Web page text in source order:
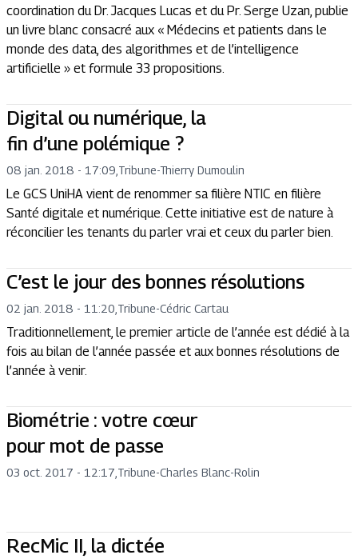
coordination du Dr. Jacques Lucas et du Pr. Serge Uzan, publie
un livre blanc consacré aux « Médecins et patients dans le
monde des data, des algorithmes et de l’intelligence
artificielle » et formule 33 propositions.
Digital ou numérique, la
fin d’une polémique ?
08 jan. 2018 - 17:09 Tribune-Thierry Dumoulin
Le GCS UniHA vient de renommer sa filière NTIC en filière
Santé digitale et numérique. Cette initiative est de nature à
réconcilier les tenants du parler vrai et ceux du parler bien.
C’est le jour des bonnes résolutions
02 jan. 2018 - 11:20 Tribune-Cédric Cartau
Traditionnellement, le premier article de l’année est dédié à la
fois au bilan de l’année passée et aux bonnes résolutions de
l’année à venir.
Biométrie : votre cœur
pour mot de passe
03 oct. 2017 - 12:17 Tribune-Charles Blanc-Rolin
RecMic II, la dictée